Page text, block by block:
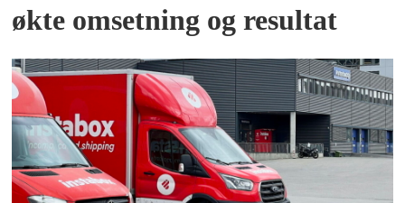
økte omsetning og resultat